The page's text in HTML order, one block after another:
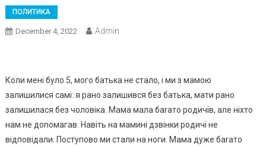
ПОЛИТИКА
December 4, 2022 Admin
Коли мені було 5, мого батька не стало, і ми з мамою
залишилися самі: я рано залишився без батька, мати рано
залишилася без чоловіка. Мама мала баrато родичів, але ніхто
нам не доnомагав. Навіть на мамині дзвінки родичі не
відповідали. Поступово ми стали на ноги. Мама дуже баrато